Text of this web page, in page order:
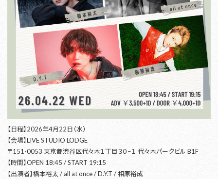
【日程】2026年4月22日（水）
【会場】LIVE STUDIO LODGE
〒151-0053 東京都渋谷区代々木１丁目３０−１ 代々木パークビル B1F
【時間】OPEN 18:45 / START 19:15
【出演者】橋本裕太 / all at once / D.Y.T / 相原裕成